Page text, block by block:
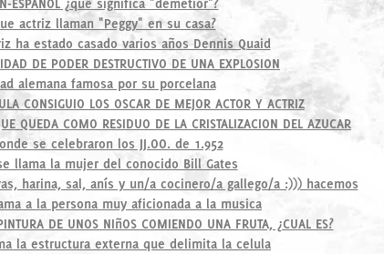
ESPAÑOL ¿que significa "demetior"?
actriz llaman "Peggy" en su casa?
ha estado casado varios años Dennis Quaid
DE PODER DESTRUCTIVO DE UNA EXPLOSION
alemana famosa por su porcelana
CONSIGUIO LOS OSCAR DE MEJOR ACTOR Y ACTRIZ
QUEDA COMO RESIDUO DE LA CRISTALIZACION DEL AZUCAR
se celebraron los JJ.OO. de 1.952
llama la mujer del conocido Bill Gates
harina, sal, anís y un/a cocinero/a gallego/a :))) hacemos
a la persona muy aficionada a la musica
DE UNOS NIñOS COMIENDO UNA FRUTA, ¿CUAL ES?
la estructura externa que delimita la celula